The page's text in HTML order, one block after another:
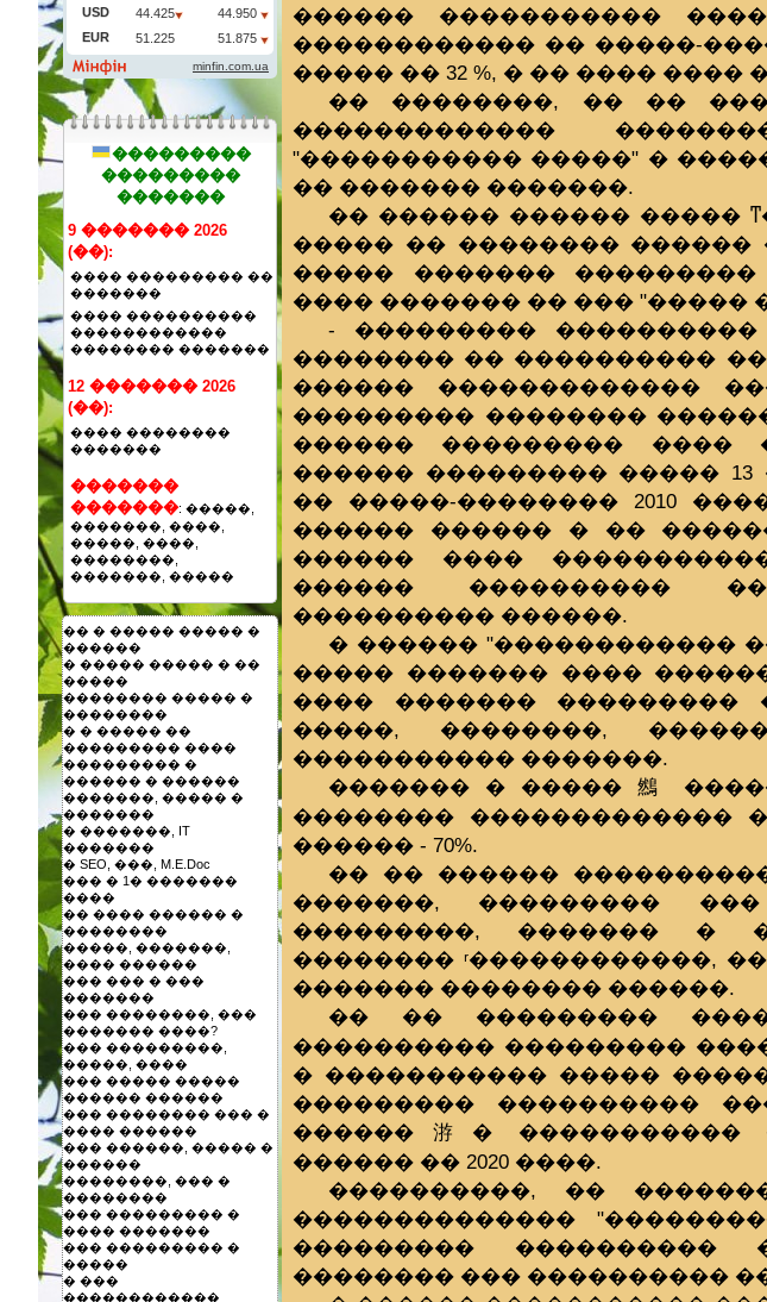
���������
���������
�������
9 ������� 2026
(��):
���� ��������� ��
�������
���� ����������
������������
�������� �������
12 ������� 2026
(��):
���� ��������
�������
�������
�������: �����,
�������, ����,
�����, ����,
��������,
�������, �����
�� � ����� ����� �
������
� ����� ����� � ��
�����
�������� ����� �
��������
� � ����� ��
��������� ����
��������� �
������ � ������
�������, ����� �
�������
� �������, IT
�������
� SEO, ���, M.E.Doc
��� � 1� �������
����
�� ���� ������ �
��������
�����, �������,
���� ������
��� ��� � ���
�������
��� ��������, ���
������� ����?
��� ���������,
�����, ����
��� ����� �����
������ ������
��� �������� ��� �
���� ������
��� ������, ����� �
������
��������, ��� �
��������
��� ��������� �
���� �������
��� ��������� �
�����
� ���
������������
������ �����������
������������ �� �����-
����� �� 32 %, � �� ���� ����
�� ��������, �� ��
�������������
"����������� �����" �
�� ������� �������.
�� ������ ������ �����
����� �� �������� ������
����� �������
���� ������� �� ��� "�����
- ���������
�������� �� ����������
������ �������������
��������� ��������
������ ��������� ����
������ ��������� �����
�� �����-�������� 2010
������ ������ � ��
������ ����
������ ����������
���������� ������.
� ������ "������������
����� ������� ����
���� ������� ���������
�����, ��������,
����������� �������.
������� � ����� 䳿
�������� �������������
������ - 70%.
�� �� ������
�������, ���������
���������, ������� �
�������� ʳ������������,
������� �������� ������.
�� �� ���������
���������� ���������
� ����������� �����
��������� ����������
������㳺� �����������
������ �� 2020 ����.
����������, ��
��������������
��������� ����������
�������� ��� ����������